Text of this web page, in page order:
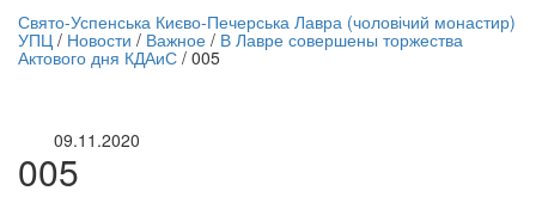
трансляция | 12 сентября
трансляции
Свято-Успенська Києво-Печерська Лавра (чоловічий монастир)
УПЦ / Новости / Важное / В Лавре совершены торжества
Актового дня КДАиС / 005
09.11.2020
005